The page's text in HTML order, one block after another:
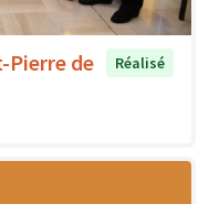
Pierre de
Réalisé